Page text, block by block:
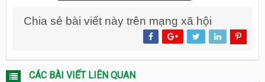
Chia sẻ bài viết này trên mạng xã hội
CÁC BÀI VIẾT LIÊN QUAN